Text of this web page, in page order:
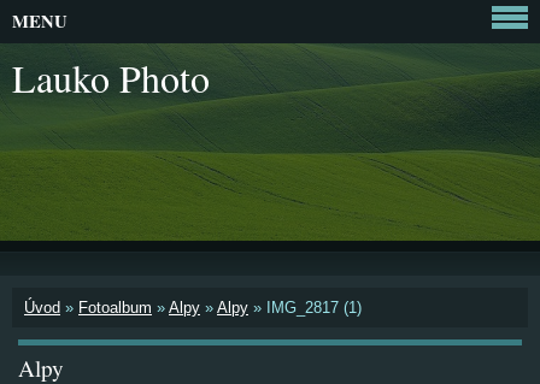
Lauko Photo
Úvod » Fotoalbum » Alpy » Alpy » IMG_2817 (1)
Alpy
MENU